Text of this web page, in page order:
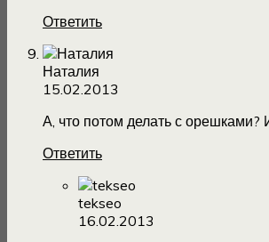
Ответить
Наталия
15.02.2013
А, что потом делать с орешками?
Ответить
tekseo
16.02.2013